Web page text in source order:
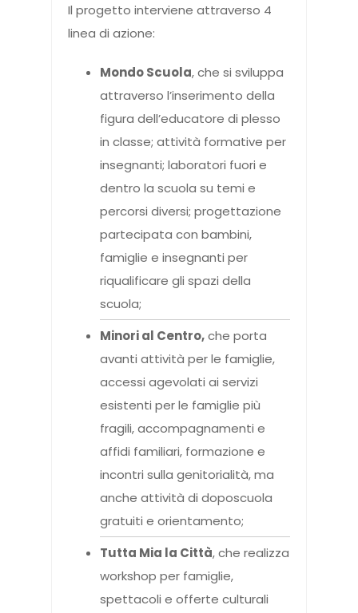
Il progetto interviene attraverso 4
linea di azione:
Mondo Scuola, che si sviluppa
attraverso l’inserimento della
figura dell’educatore di plesso
in classe; attività formative per
insegnanti; laboratori fuori e
dentro la scuola su temi e
percorsi diversi; progettazione
partecipata con bambini,
famiglie e insegnanti per
riqualificare gli spazi della
scuola;
Minori al Centro,che porta
avanti attività per le famiglie,
accessi agevolati ai servizi
esistenti per le famiglie più
fragili, accompagnamenti e
affidi familiari, formazione e
incontri sulla genitorialità, ma
anche attività di doposcuola
gratuiti e orientamento;
Tutta Mia la Città, che realizza
workshop per famiglie,
spettacoli e offerte culturali